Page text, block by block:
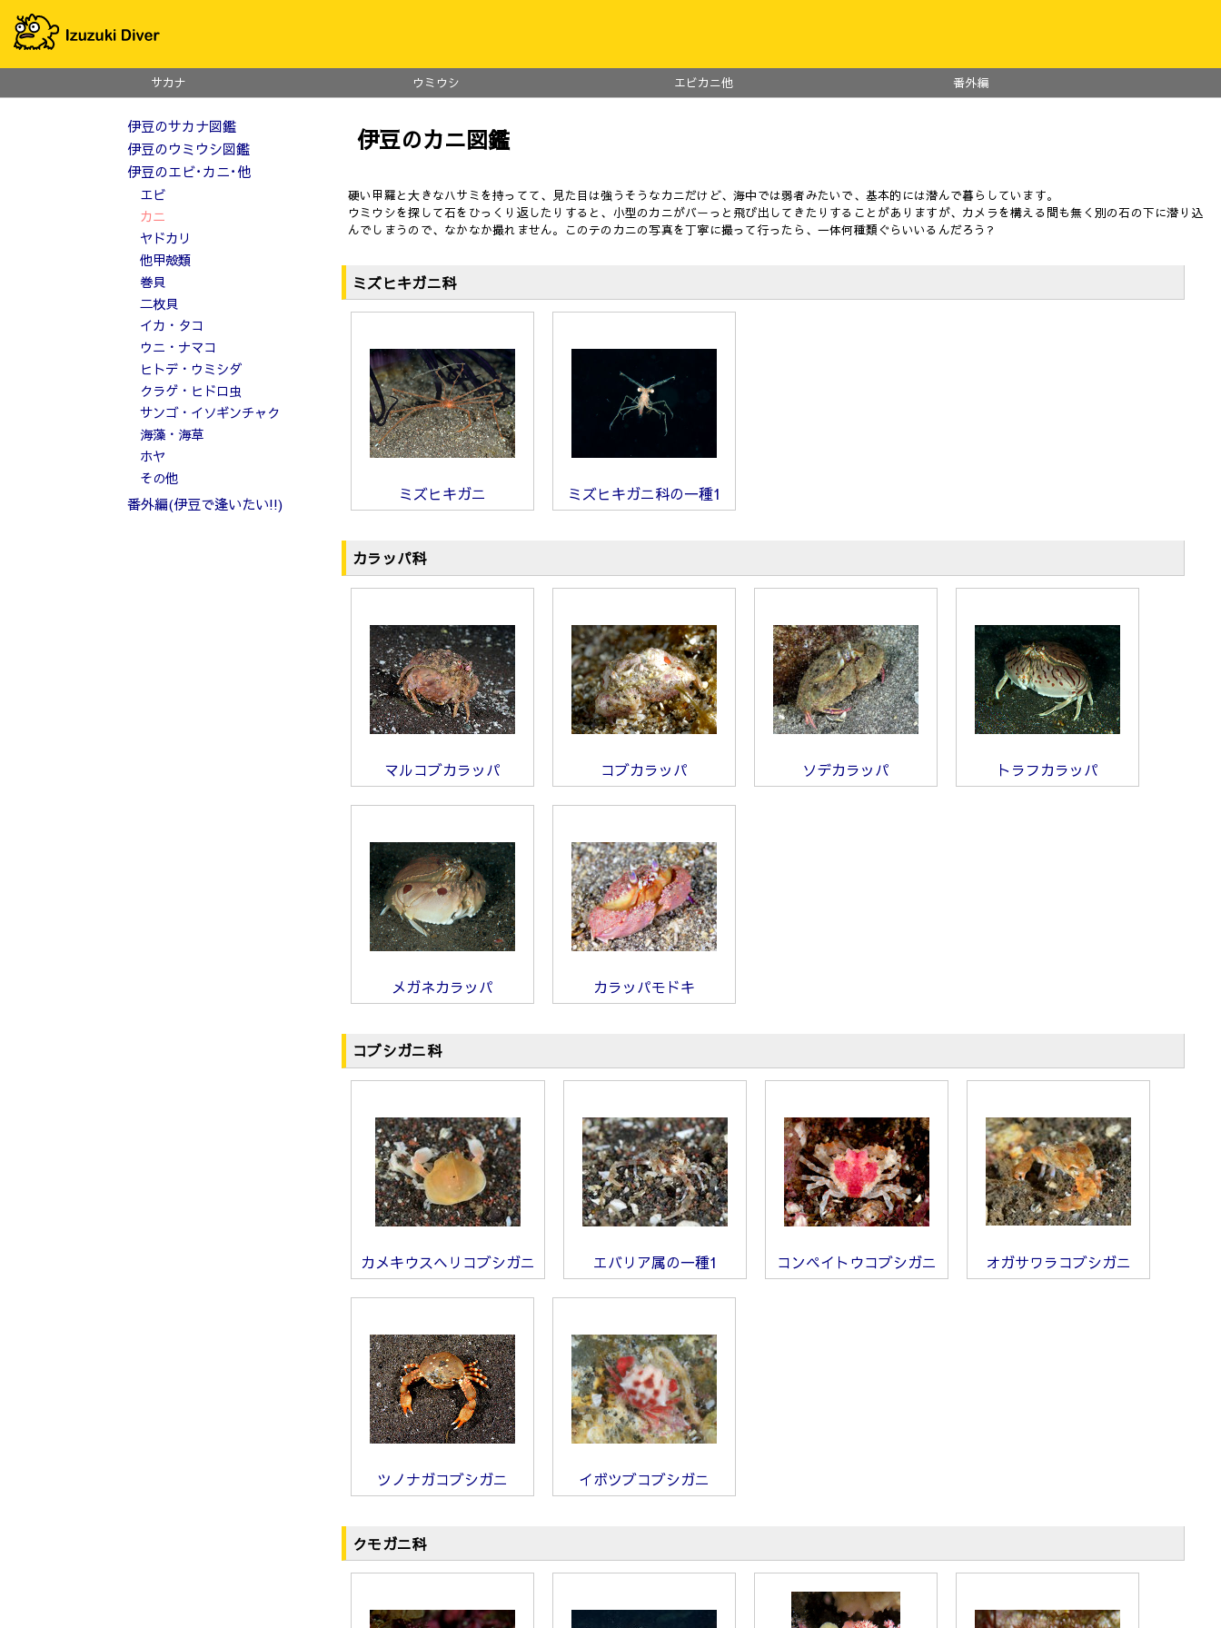
サカナ ウミウシ エビカニ他 番外編
伊豆のサカナ図鑑
伊豆のウミウシ図鑑
伊豆のエビ･カニ･他
エビ
カニ
ヤドカリ
他甲殻類
巻貝
二枚貝
イカ・タコ
ウニ・ナマコ
ヒトデ・ウミシダ
クラゲ・ヒドロ虫
サンゴ・イソギンチャク
海藻・海草
ホヤ
その他
番外編(伊豆で逢いたい!!)
伊豆のカニ図鑑
硬い甲羅と大きなハサミを持ってて、見た目は強うそうなカニだけど、海中では弱者みたいで、基本的には潜んで暮らしています。
ウミウシを探して石をひっくり返したりすると、小型のカニがバーっと飛び出してきたりすることがありますが、カメラを構える間も無く別の石の下に潜り込
んでしまうので、なかなか撮れません。このテのカニの写真を丁寧に撮って行ったら、一体何種類ぐらいいるんだろう?
ミズヒキガニ科
ミズヒキガニ ミズヒキガニ科の一種1
カラッパ科
マルコブカラッパ コブカラッパ ソデカラッパ トラフカラッパ
メガネカラッパ カラッパモドキ
コブシガニ科
カメキウスヘリコブシガニ エバリア属の一種1 コンペイトウコブシガニ オガサワラコブシガニ
ツノナガコブシガニ イボツブコブシガニ
クモガニ科